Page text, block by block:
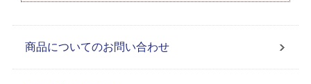
商品についてのお問い合わせ